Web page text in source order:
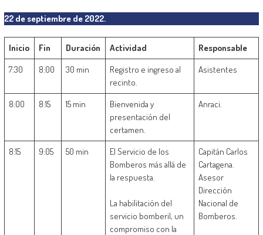
22 de septiembre de 2022.
Inicio Fin Duración Actividad
Responsable
7:30
8:00 30 min
Registro e ingreso al
recinto.
Asistentes
8:00 8:15 15 min
Bienvenida y
presentación del
certamen.
Anraci.
8:15 9:05 50 min
El Servicio de los
Bomberos más allá de
la respuesta.
La habilitación del
servicio bomberil, un
compromiso con la
Capitán Carlos
Cartagena.
Asesor
Dirección
Nacional de
Bomberos.